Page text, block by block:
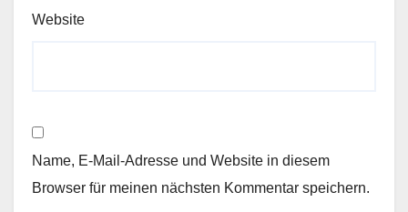
Website
Name, E-Mail-Adresse und Website in diesem
Browser für meinen nächsten Kommentar speichern.